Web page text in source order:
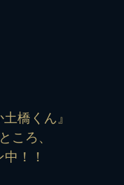
橋くん』
ころ、
！！